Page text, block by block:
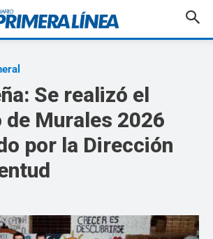
Se realizó el
de Murales 2026
por la Dirección